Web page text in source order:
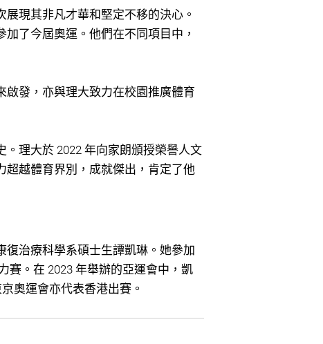
現其非凡才華和堅定不移的決心。
了今屆奧運。他們在不同項目中，
發，亦與理大致力在校園推廣體育
理大於 2022 年向家朗頒授榮譽人文
超越體育界別，成就傑出，肯定了他
復治療科學系碩士生譚凱琳。她參加
賽。在 2023 年舉辦的亞運會中，凱
奧運會亦代表香港出賽。